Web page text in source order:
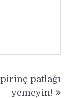
pirinç patlağı
yemeyin!